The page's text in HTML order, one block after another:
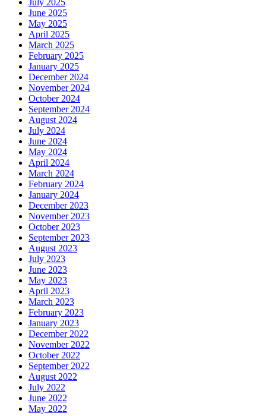
July 2025
June 2025
May 2025
April 2025
March 2025
February 2025
January 2025
December 2024
November 2024
October 2024
September 2024
August 2024
July 2024
June 2024
May 2024
April 2024
March 2024
February 2024
January 2024
December 2023
November 2023
October 2023
September 2023
August 2023
July 2023
June 2023
May 2023
April 2023
March 2023
February 2023
January 2023
December 2022
November 2022
October 2022
September 2022
August 2022
July 2022
June 2022
May 2022